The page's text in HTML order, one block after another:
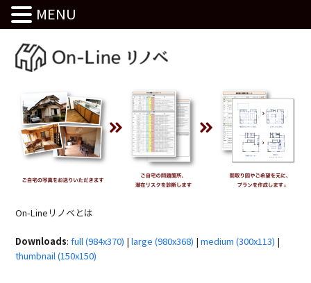
On-Lineリノベとは
Downloads:full (984x370) |large (980x368) |medium (300x113) |
thumbnail (150x150)
MENU